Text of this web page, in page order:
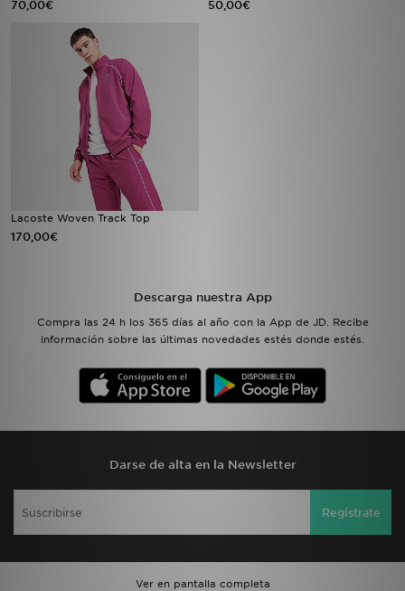
70,00€ 50,00€
Lacoste Woven Track Top
170,00€
Descarga nuestra App
Compra las 24 h los 365 días al año con la App de JD. Recibe
información sobre las últimas novedades estés donde estés.
Darse de alta en la Newsletter
Regístrate
Ver en pantalla completa